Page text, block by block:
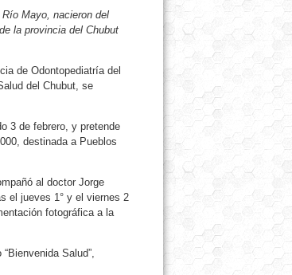
Mayo, nacieron del
la provincia del Chubut
de Odontopediatría del
del Chubut, se
3 de febrero, y pretende
destinada a Pueblos
al doctor Jorge
el jueves 1° y el viernes 2
fotográfica a la
Salud”,